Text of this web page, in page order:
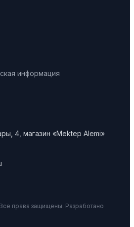
информация
4, магазин «Mektep Alemi»
права защищены. Разработано